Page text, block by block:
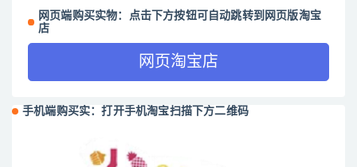
网页端购买实物：点击下方按钮可自动跳转到网页版淘宝
店
网页淘宝店
手机端购买实：打开手机淘宝扫描下方二维码